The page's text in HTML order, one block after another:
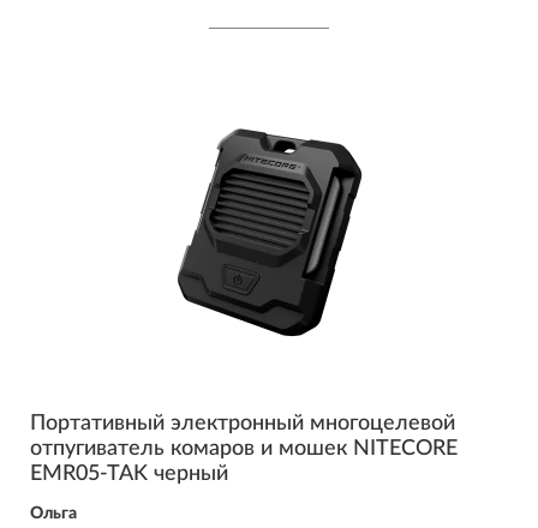
Портативный электронный многоцелевой
отпугиватель комаров и мошек NITECORE
EMR05-TAK черный
Ольга